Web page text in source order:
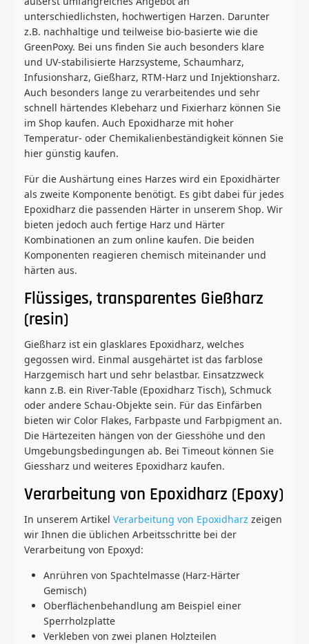
unterschiedlichsten, hochwertigen Harzen. Darunter
z.B. nachhaltige und teilweise bio-basierte wie die
GreenPoxy. Bei uns finden Sie auch besonders klare
und UV-stabilisierte Harzsysteme, Schaumharz,
Infusionsharz, Gießharz, RTM-Harz und Injektionsharz.
Auch besonders lange zu verarbeitendes und sehr
schnell härtendes Klebeharz und Fixierharz können Sie
im Shop kaufen. Auch Epoxidharze mit hoher
Temperatur- oder Chemikalienbeständigkeit können Sie
hier günstig kaufen.
Für die Aushärtung eines Harzes wird ein Epoxidhärter
als zweite Komponente benötigt. Es gibt dabei für jedes
Epoxidharz die passenden Härter in unserem Shop. Wir
bieten jedoch auch fertige Harz und Härter
Kombinationen an zum online kaufen. Die beiden
Komponenten reagieren chemisch miteinander und
härten aus.
Flüssiges, transparentes Gießharz
(resin)
Gießharz ist ein glasklares Epoxidharz, welches
gegossen wird. Einmal ausgehärtet ist das farblose
Harzgemisch hart und sehr belastbar. Einsatzzweck
kann z.B. ein River-Table (Epoxidharz Tisch), Schmuck
oder andere Schau-Objekte sein. Für das Einfärben
bieten wir Color Flakes, Farbpaste und Farbpigment an.
Die Härtezeiten hängen von der Giesshöhe und den
Umgebungsbedingungen ab. Bei Timeout können Sie
Giessharz und weiteres Epoxidharz kaufen.
Verarbeitung von Epoxidharz (Epoxy)
In unserem Artikel Verarbeitung von Epoxidharz zeigen
wir Ihnen die üblichen Arbeitsschritte bei der
Verarbeitung von Epoxyd:
Anrühren von Spachtelmasse (Harz-Härter
Gemisch)
Oberflächenbehandlung am Beispiel einer
Sperrholzplatte
Verkleben von zwei planen Holzteilen